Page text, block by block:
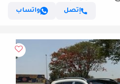
إتصل
واتساب